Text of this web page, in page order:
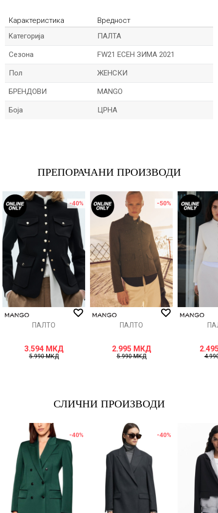
Карактеристика
Вредност
Kатегорија
ПАЛТА
Сезона FW21 ЕСЕН ЗИМА 2021
Пол ЖЕНСКИ
БРЕНДОВИ MANGO
Боја ЦРНА
Порака
ИСПРАТИ
ПРЕПОРАЧАНИ ПРОИЗВОДИ
-40%
ПАЛТО
3.594 МКД
5.990МКД
-50%
ПАЛТО
2.995 МКД
5.990МКД
СЛИЧНИ ПРОИЗВОДИ
-40% -40%